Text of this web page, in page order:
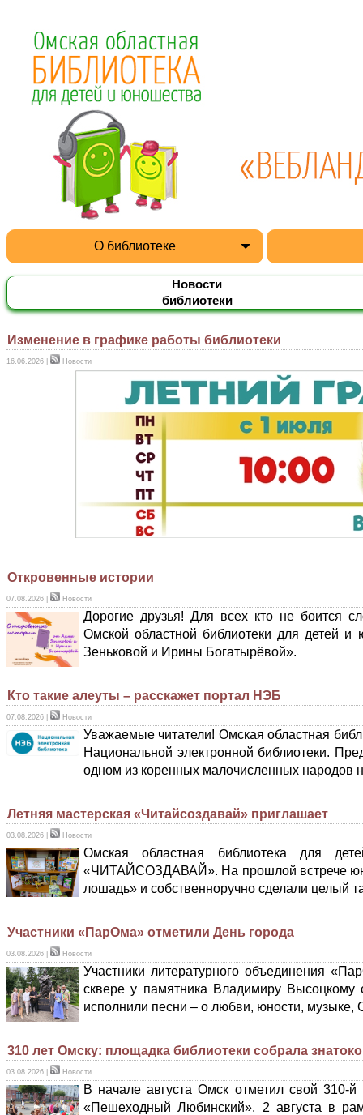
О библиотеке
Новости
библиотеки
Изменение в графике работы библиотеки
16.06.2026 Новости
Откровенные истории
07.08.2026 Новости
Дорогие друзья! Для всех кто не боится
Омской областной библиотеки для детей и
Зеньковой и Ирины Богатырёвой».
Кто такие алеуты – расскажет портал НЭБ
07.08.2026 Новости
Уважаемые читатели! Омская областная
Национальной электронной библиотеки.
одном из коренных малочисленных народов
Летняя мастерская «Читайсоздавай» приглашает
03.08.2026 Новости
Омская областная библиотека для
«ЧИТАЙСОЗДАВАЙ». На прошлой встрече
лошадь» и собственноручно сделали целый
Участники «ПарОма» отметили День города
03.08.2026 Новости
Участники литературного объединения
сквере у памятника Владимиру Высоцкому
исполнили песни – о любви, юности, музыке,
310 лет Омску: площадка библиотеки собрала
03.08.2026 Новости
В начале августа Омск отметил свой 310-
«Пешеходный Любинский». 2 августа в